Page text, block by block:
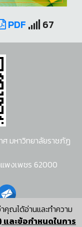
PDF 67
คุณได้อ่านและทำความ
ละข้อกำหนดในการ
ศ มหาวิทยาลัยราชภัฏ
แพงเพชร 62000
กา